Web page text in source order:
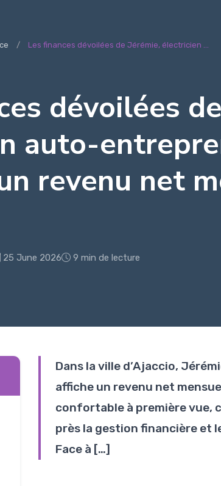
Les finances dévoilées de Jérémie, électricien ...
dévoilées
auto-
revenu net
25 June 2026 9 min de lecture
Dans la ville d’Ajaccio,
affiche un revenu net
confortable à première vue,
près la gestion financière et
Face à […]